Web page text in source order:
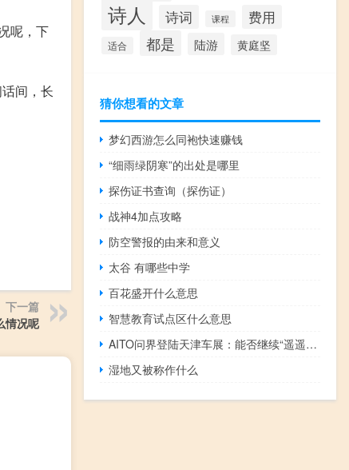
呢，下
间，长
下一篇
情况呢
诗人 诗词 课程 费用
适合 都是 陆游 黄庭坚
猜你想看的文章
梦幻西游怎么同袍快速赚钱
“细雨绿阴寒”的出处是哪里
探伤证书查询（探伤证）
战神4加点攻略
防空警报的由来和意义
太谷 有哪些中学
百花盛开什么意思
智慧教育试点区什么意思
AITO问界登陆天津车展：能否继续“遥遥领先”？
湿地又被称作什么